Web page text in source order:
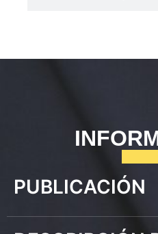
PUBLICACIÓN